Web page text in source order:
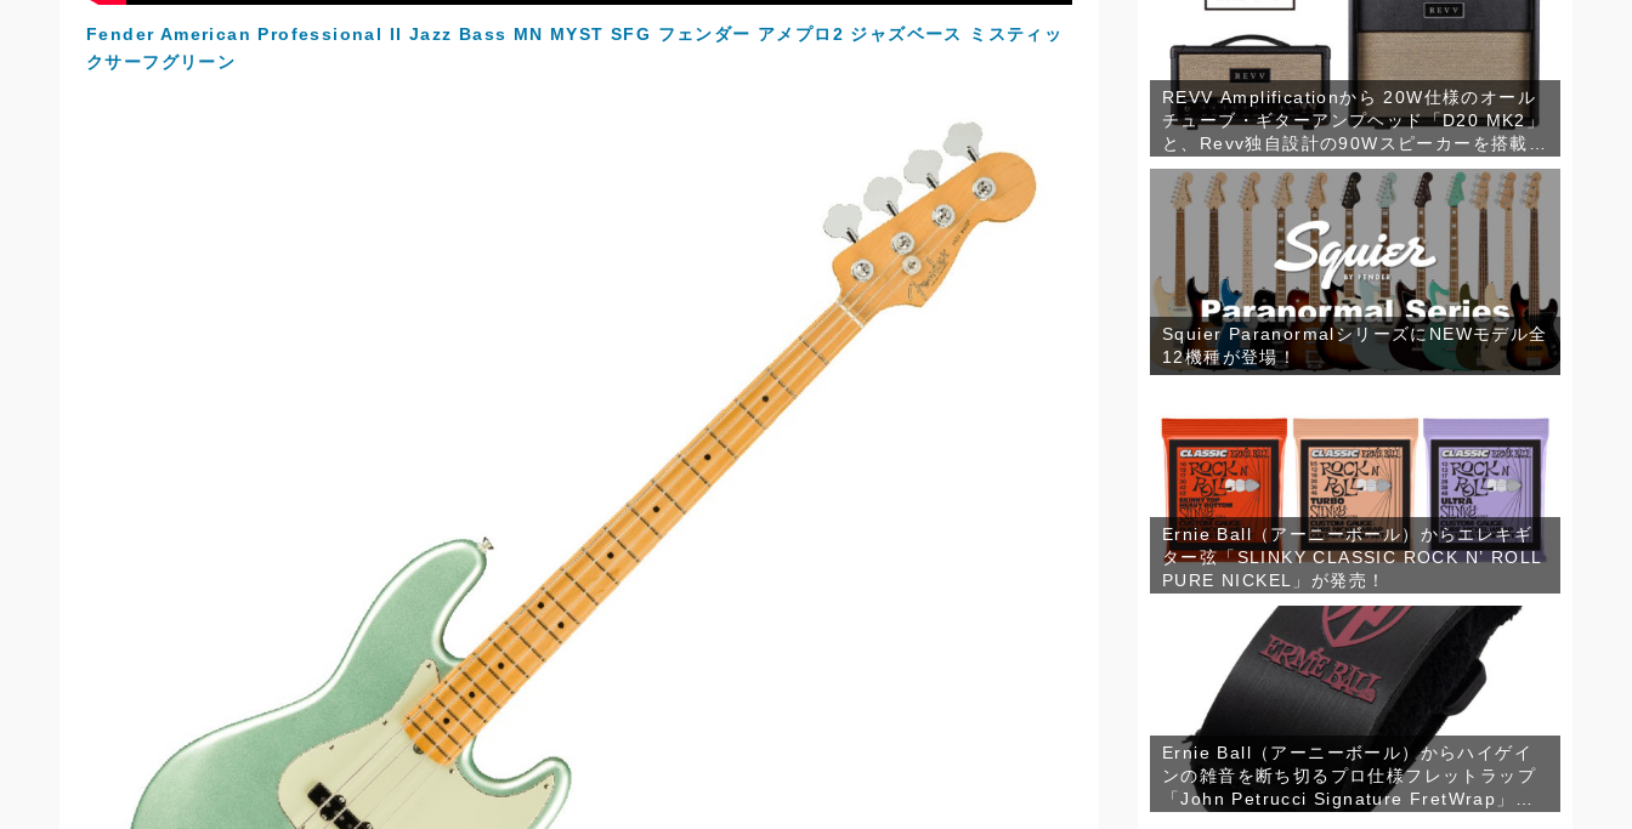
Fender American Professional II Jazz Bass MN MYST SFG フェンダー アメプロ2 ジャズベース ミスティッ
クサーフグリーン
REVV Amplificationから 20W仕様のオール
チューブ・ギターアンプヘッド「D20 MK2」
と、Revv独自設計の90Wスピーカーを搭載し
たコンパクトなギターキャビネット「1×12
RV90」が発売！
Squier ParanormalシリーズにNEWモデル全
12機種が登場！
Ernie Ball（アーニーボール）からエレキギ
ター弦「SLINKY CLASSIC ROCK N’ ROLL
PURE NICKEL」が発売！
Ernie Ball（アーニーボール）からハイゲイ
ンの雑音を断ち切るプロ仕様フレットラップ
「John Petrucci Signature FretWrap」が